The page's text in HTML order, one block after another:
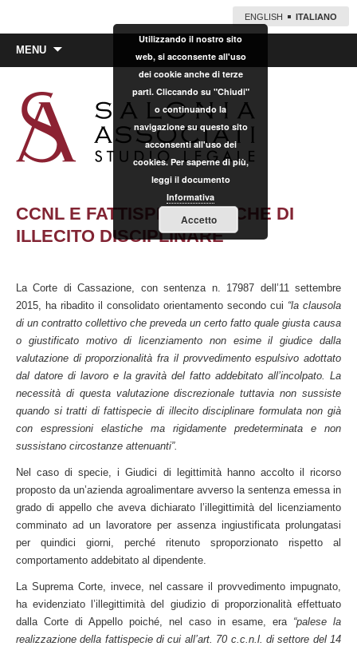
ENGLISH ITALIANO
MENU
CCNL E FATTISPECIE TIPICHE DI
ILLECITO DISCIPLINARE
La Corte di Cassazione, con sentenza n. 17987 dell’11 settembre
2015, ha ribadito il consolidato orientamento secondo cui “la clausola
di un contratto collettivo che preveda un certo fatto quale giusta causa
o giustificato motivo di licenziamento non esime il giudice dalla
valutazione di proporzionalità fra il provvedimento espulsivo adottato
dal datore di lavoro e la gravità del fatto addebitato all’incolpato. La
necessità di questa valutazione discrezionale tuttavia non sussiste
quando si tratti di fattispecie di illecito disciplinare formulata non già
con espressioni elastiche ma rigidamente predeterminata e non
sussistano circostanze attenuanti”.
Nel caso di specie, i Giudici di legittimità hanno accolto il ricorso
proposto da un’azienda agroalimentare avverso la sentenza emessa in
grado di appello che aveva dichiarato l’illegittimità del licenziamento
comminato ad un lavoratore per assenza ingiustificata prolungatasi
per quindici giorni, perché ritenuto sproporzionato rispetto al
comportamento addebitato al dipendente.
La Suprema Corte, invece, nel cassare il provvedimento impugnato,
ha evidenziato l’illegittimità del giudizio di proporzionalità effettuato
dalla Corte di Appello poiché, nel caso in esame, era “palese la
realizzazione della fattispecie di cui all’art. 70 c.c.n.l. di settore del 14
Utilizzando il nostro sito
web, si acconsente all'uso
dei cookie anche di terze
parti. Cliccando su "Chiudi"
o continuando la
navigazione su questo sito
acconsenti all'uso dei
cookies. Per saperne di più,
leggi il documento
Informativa
Accetto